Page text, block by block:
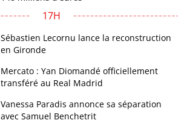
17H
Sébastien Lecornu lance la reconstruction
en Gironde
Mercato : Yan Diomandé officiellement
transféré au Real Madrid
Vanessa Paradis annonce sa séparation
avec Samuel Benchetrit